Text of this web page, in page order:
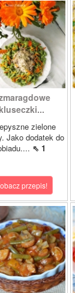
kluseczki...
zielone
Jako dodatek do
⇖ 1
przepis!